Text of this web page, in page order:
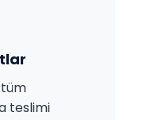
tüm
teslimi